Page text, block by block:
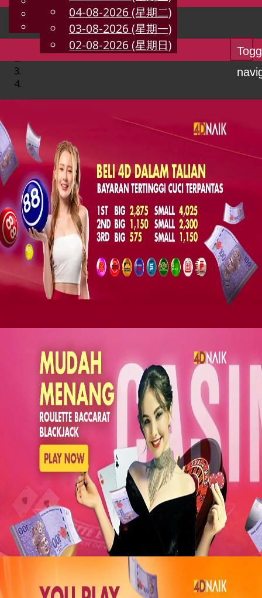
CN
Chinese
Malay
04-08-2026 (星期二)
03-08-2026 (星期一)
02-08-2026 (星期日)